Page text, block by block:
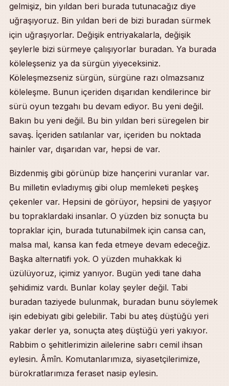
gelmişiz, bin yıldan beri burada tutunacağız diye
uğraşıyoruz. Bin yıldan beri de bizi buradan sürmek
için uğraşıyorlar. Değişik entriyakalarla, değişik
şeylerle bizi sürmeye çalışıyorlar buradan. Ya burada
köleleşseniz ya da sürgün yiyeceksiniz.
Köleleşmezseniz sürgün, sürgüne razı olmazsanız
köleleşme. Bunun içeriden dışarıdan kendilerince bir
sürü oyun tezgahı bu devam ediyor. Bu yeni değil.
Bakın bu yeni değil. Bu bin yıldan beri süregelen bir
savaş. İçeriden satılanlar var, içeriden bu noktada
hainler var, dışarıdan var, hepsi de var.
Bizdenmiş gibi görünüp bize hançerini vuranlar var.
Bu milletin evladıymış gibi olup memleketi peşkeş
çekenler var. Hepsini de görüyor, hepsini de yaşıyor
bu topraklardaki insanlar. O yüzden biz sonuçta bu
topraklar için, burada tutunabilmek için cansa can,
malsa mal, kansa kan feda etmeye devam edeceğiz.
Başka alternatifi yok. O yüzden muhakkak ki
üzülüyoruz, içimiz yanıyor. Bugün yedi tane daha
şehidimiz vardı. Bunlar kolay şeyler değil. Tabi
buradan taziyede bulunmak, buradan bunu söylemek
işin edebiyatı gibi gelebilir. Tabi bu ateş düştüğü yeri
yakar derler ya, sonuçta ateş düştüğü yeri yakıyor.
Rabbim o şehitlerimizin ailelerine sabrı cemil ihsan
eylesin. Âmîn. Komutanlarımıza, siyasetçilerimize,
bürokratlarımıza feraset nasip eylesin.